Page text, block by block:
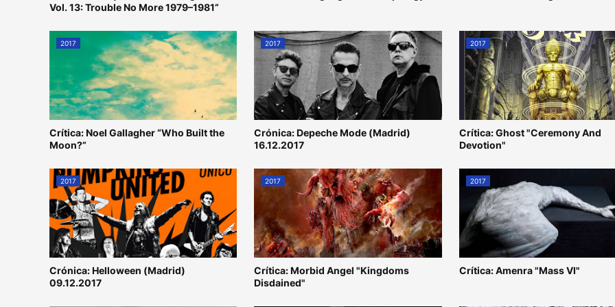
Vol. 13: Trouble No More 1979–1981”
2017
Crítica: Noel Gallagher “Who Built the
Moon?”
2017
Crónica: Depeche Mode (Madrid)
16.12.2017
2017
Crítica: Ghost "Ceremony And
Devotion"
2017
Crónica: Helloween (Madrid)
09.12.2017
2017
Crítica: Morbid Angel "Kingdoms
Disdained"
2017
Crítica: Amenra "Mass VI"